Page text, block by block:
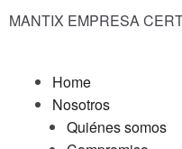
MANTIX EMPRESA
Home
Nosotros
Quiénes somos